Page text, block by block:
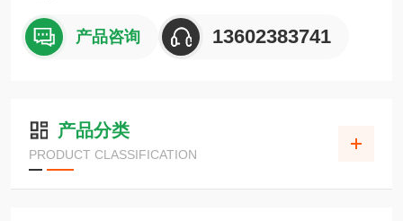
产品咨询 13602383741
产品分类
PRODUCT CLASSIFICATION